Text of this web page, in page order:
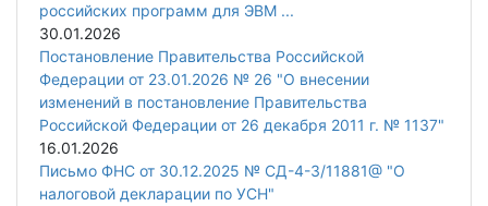
российских программ для ЭВМ ...
30.01.2026
Постановление Правительства Российской
Федерации от 23.01.2026 № 26 "О внесении
изменений в постановление Правительства
Российской Федерации от 26 декабря 2011 г. № 1137"
16.01.2026
Письмо ФНС от 30.12.2025 № СД-4-3/11881@ "О
налоговой декларации по УСН"